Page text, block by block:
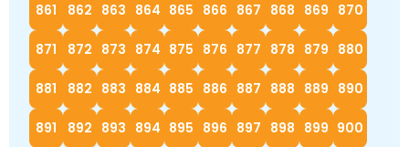
861 862 863 864 865 866 867 868 869 870
871 872 873 874 875 876 877 878 879 880
881 882 883 884 885 886 887 888 889 890
891 892 893 894 895 896 897 898 899 900